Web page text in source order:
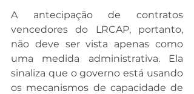
A antecipação de contratos
vencedores do LRCAP, portanto,
não deve ser vista apenas como
uma medida administrativa. Ela
sinaliza que o governo está usando
os mecanismos de capacidade de